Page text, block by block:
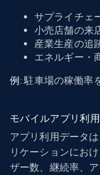
サプライチェ
小売店舗の来
産業生産の追
エネルギー・
例: 駐車場の稼働率
モバイルアプリ利
アプリ利用データ
リケーションにお
ザー数、継続率、